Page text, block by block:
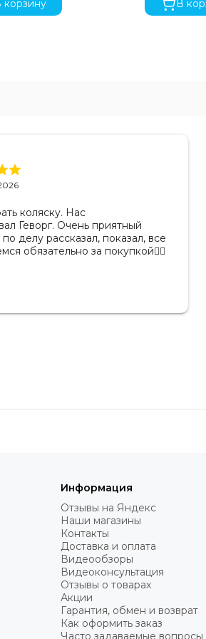
– от коляски до аксессуаров,
корзину
В
коляску. Нас
Геворг. Очень приятный
по делу рассказал, показал, все
обязательно за покупкой👌🏻
Информация
Отзывы на Яндекс
Наши магазины
Контакты
Доставка и оплата
Видеообзоры
Видеоконсультация
Отзывы о товарах
Акции
Гарантия, обмен и возврат
Как оформить заказ
Часто задаваемые вопросы